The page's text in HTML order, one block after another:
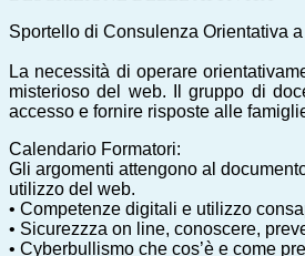
Sportello di Consulenza Orientativa
La necessità di operare
misterioso del web. Il gruppo di
accesso e fornire risposte alle
Calendario Formatori:
Gli argomenti attengono al
utilizzo del web.
• Competenze digitali e utilizzo
• Sicurezzza on line, conoscere,
• Cyberbullismo che cos’è e come